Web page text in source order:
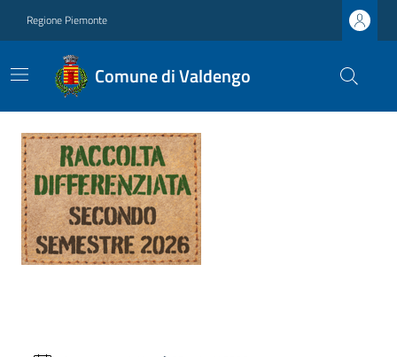
Regione Piemonte
Comune di Valdengo
Ultime notizie